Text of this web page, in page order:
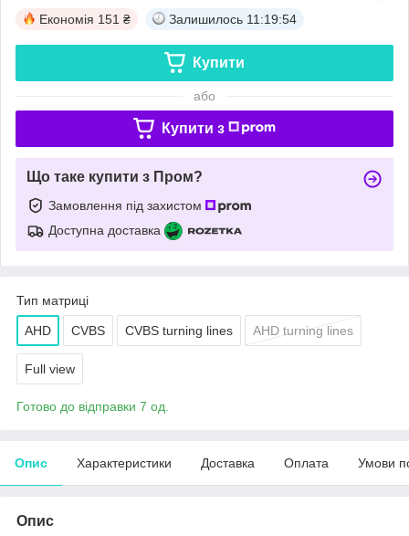
Економія 151 ₴ Залишилось 11:19:54
Купити
або
Купити з
Що таке купити з Пром?
Замовлення під захистом
Доступна доставка
Тип матриці
AHD CVBS CVBS turning lines AHD turning lines
Full view
Готово до відправки 7 од.
Опис Характеристики Доставка Оплата Умови
Опис